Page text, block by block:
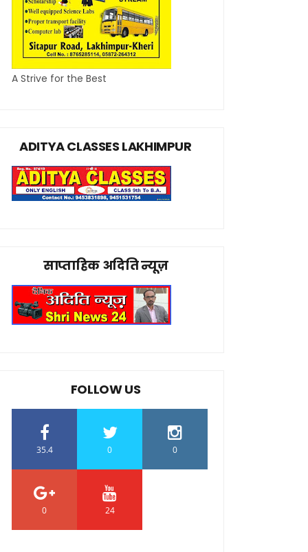
A Strive for the Best
ADITYA CLASSES LAKHIMPUR
साप्ताहिक अदिति न्यूज़
FOLLOW US
35.4 0 0
0 24